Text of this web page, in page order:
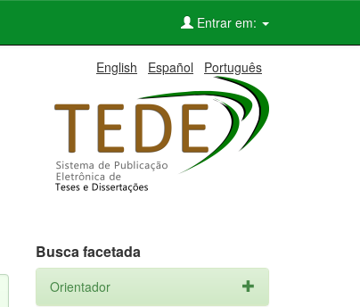
Entrar em:
English Español Português
Busca facetada
Orientador